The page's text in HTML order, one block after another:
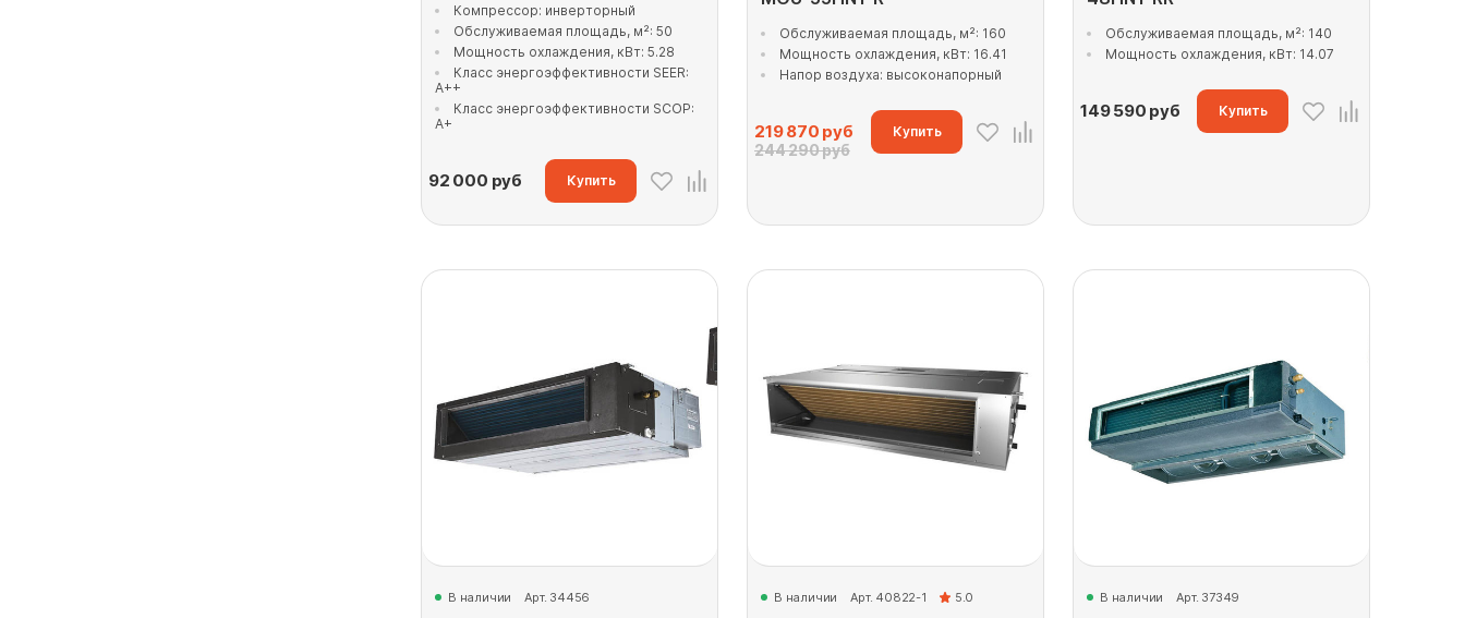
Компрессор: инверторный
Обслуживаемая площадь, м²: 50
Мощность охлаждения, кВт: 5.28
Класс энергоэффективности SEER:
A++
Класс энергоэффективности SCOP:
A+
92 000 руб Купить
Обслуживаемая площадь, м²: 160
Мощность охлаждения, кВт: 16.41
Напор воздуха: высоконапорный
219 870 руб
244 290 руб
Купить
Обслуживаемая площадь, м²: 140
Мощность охлаждения, кВт: 14.07
149 590 руб Купить
В наличии Арт. 34456 В наличии Арт. 40822-1 5.0 В наличии Арт. 37349